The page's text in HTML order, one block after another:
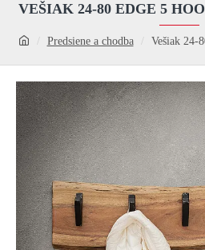
Predsiene a chodba Vešiak 24-
VEŠIAK 24-80 EDGE 5